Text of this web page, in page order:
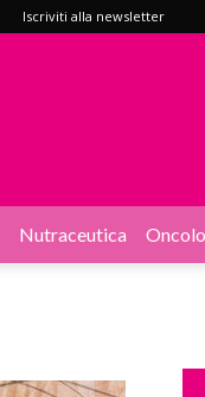
Iscriviti alla newsletter
Nutraceutica